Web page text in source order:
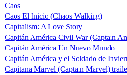
Caos
Caos El Inicio (Chaos Walking)
Capitalism: A Love Story
Capitán América Civil War (Captain
Capitán América Un Nuevo Mundo
Capitán América y el Soldado de
Capitana Marvel (Captain Marvel)